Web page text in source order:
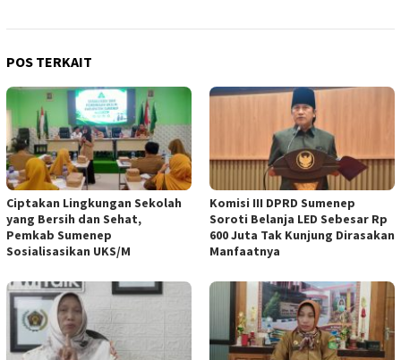
POS TERKAIT
Ciptakan Lingkungan Sekolah
yang Bersih dan Sehat,
Pemkab Sumenep
Sosialisasikan UKS/M
Komisi III DPRD Sumenep
Soroti Belanja LED Sebesar Rp
600 Juta Tak Kunjung Dirasakan
Manfaatnya